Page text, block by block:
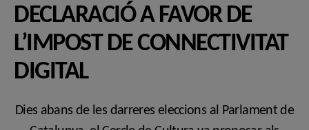
DECLARACIÓ A FAVOR DE
L’IMPOST DE CONNECTIVITAT
DIGITAL
Dies abans de les darreres eleccions al Parlament de